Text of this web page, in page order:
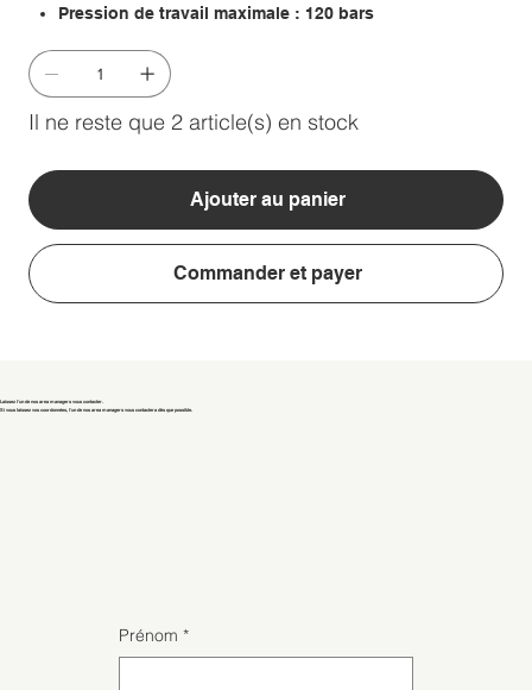
Pression de travail maximale : 120 bars
Il ne reste que 2 article(s) en stock
Ajouter au panier
Commander et payer
Laissez l'un de nos area managers vous contacter.
Si vous laissez vos coordonnées, l'un de nos area managers vous contactera dès que possible.
Prénom *